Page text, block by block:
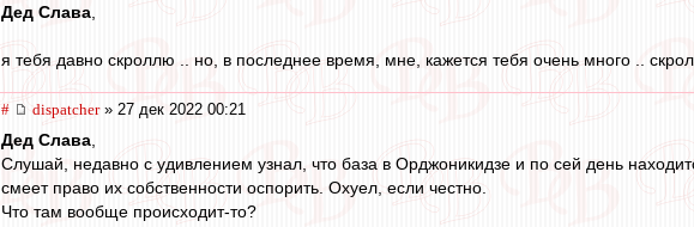
Дед Слава
я тебя давно скроллю .. но, в последнее время, мне, кажется тебя очень много ..
# dispatcher» 27 дек 2022 00:21
Дед Слава
Слушай, недавно с удивлением узнал, что база в Орджоникидзе и по сей день
смеет право их собственности оспорить. Охуел, если честно.
Что там вообще происходит-то?